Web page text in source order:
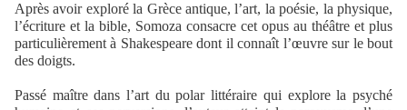
Après avoir exploré la Grèce antique, l’art, la poésie, la physique,
l’écriture et la bible, Somoza consacre cet opus au théâtre et plus
particulièrement à Shakespeare dont il connaît l’œuvre sur le bout
des doigts.
Passé maître dans l’art du polar littéraire qui explore la psyché